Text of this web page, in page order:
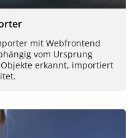
mit Webfrontend
vom Ursprung
erkannt, importiert